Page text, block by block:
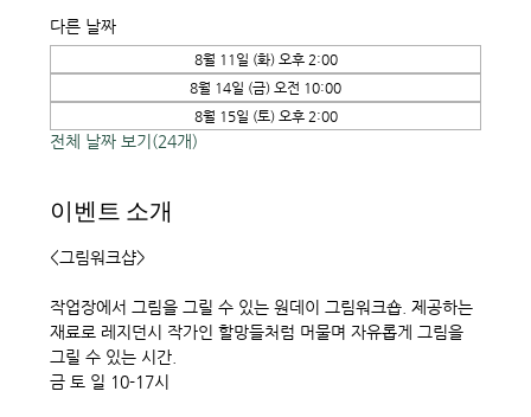
다른 날짜
8월 11일 (화) 오후 2:00
8월 14일 (금) 오전 10:00
8월 15일 (토) 오후 2:00
전체 날짜 보기(24개)
이벤트 소개
<그림워크샵>
작업장에서 그림을 그릴 수 있는 원데이 그림워크숍. 제공하는
재료로 레지던시 작가인 할망들처럼 머물며 자유롭게 그림을
그릴 수 있는 시간.
금 토 일 10-17시